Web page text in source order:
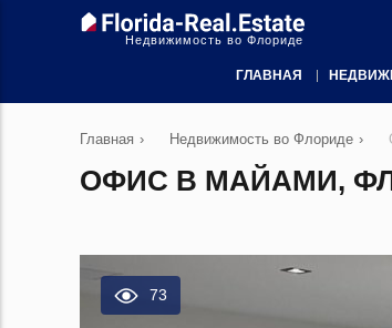
Недвижимость во Флориде
ГЛАВНАЯ
Главная › Недвижимость во Флориде ›
ОФИС В МАЙАМИ,
73